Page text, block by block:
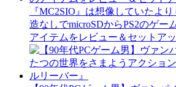
『MC2SIO』は想像していたよ
造なしでmicroSDからPS2のゲー
アイテムをレビュー＆セットア